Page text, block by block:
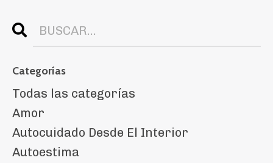
Categorías
Todas las categorías
Amor
Autocuidado Desde El Interior
Autoestima